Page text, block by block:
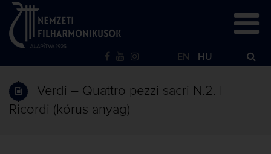
EN HU
Verdi – Quattro pezzi sacri N.2. |
Ricordi (kórus anyag)